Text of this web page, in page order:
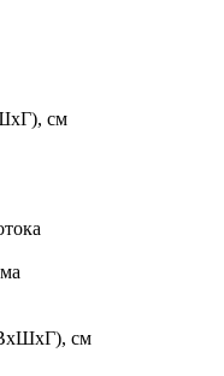
см
см